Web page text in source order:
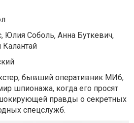
Юлия Соболь, Анна Буткевич,
бывший оперативник МИ6,
шпионажа, когда его просят
правды о секретных
спецслужб.